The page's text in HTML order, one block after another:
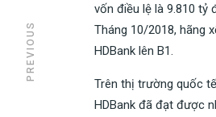
vốn điều lệ là 9.810 tỷ
Tháng 10/2018, hãng
HDBank lên B1.
Trên thị trường quốc
HDBank đã đạt được
PREVIOUS